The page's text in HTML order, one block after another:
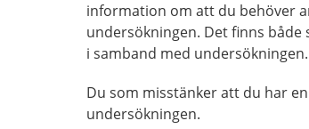
information om att du behöver
undersökningen. Det finns
i samband med undersökningen.
Du som misstänker att du har
undersökningen.